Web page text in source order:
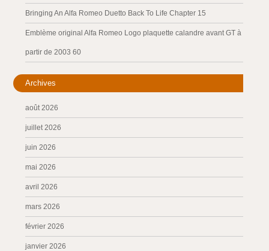
Bringing An Alfa Romeo Duetto Back To Life Chapter 15
Emblème original Alfa Romeo Logo plaquette calandre avant GT à
partir de 2003 60
Archives
août 2026
juillet 2026
juin 2026
mai 2026
avril 2026
mars 2026
février 2026
janvier 2026